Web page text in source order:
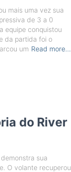
mais uma vez sua
de 3 a 0
equipe conquistou
da partida foi o
um Read more…
do River
sua
O volante recuperou